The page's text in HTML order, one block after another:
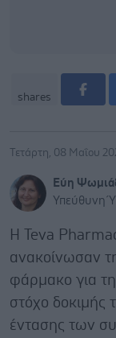
shares
Τετάρτη, 08 Μαΐου
Εύη
Υπεύθυνη
Η Teva
ανακοίνωσαν
φάρμακο για τη
στόχο δοκιμής
έντασης των